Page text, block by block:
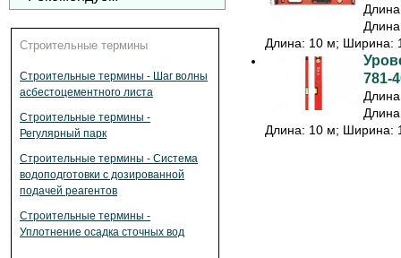
Строительные термины
Строительные термины - Шаг волны
асбестоцементного листа
Строительные термины -
Регулярный парк
Строительные термины - Система
водоподготовки с дозированной
подачей реагентов
Строительные термины -
Уплотнение осадка сточных вод
Длина: 10 м; Ширина:
781-
Длина: 10 м; Ширина: